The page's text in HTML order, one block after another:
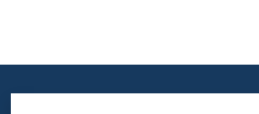
Informazioni